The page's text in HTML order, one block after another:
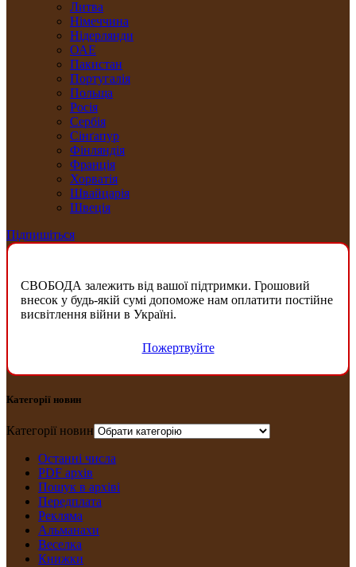
Литва
Німеччина
Нідерлянди
ОАЕ
Пакистан
Португалія
Польща
Росія
Сербія
Сінґапур
Фінляндія
Франція
Хорватія
Швайцарія
Швеція
Підпишіться
СВОБОДА залежить від вашої підтримки. Грошовий
внесок у будь-якій сумі допоможе нам оплатити постійне
висвітлення війни в Україні.
Пожертвуйте
Категорії новин
Категорії новин
Останні числа
PDF архів
Пошук в архіві
Передплата
Рекляма
Альманахи
Веселка
Книжки